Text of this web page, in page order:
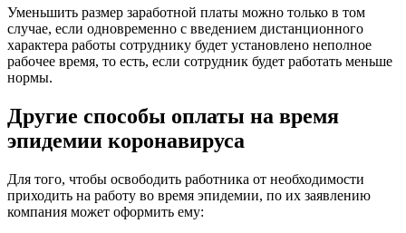
Уменьшить размер заработной платы можно только в том
случае, если одновременно с введением дистанционного
характера работы сотруднику будет установлено неполное
рабочее время, то есть, если сотрудник будет работать меньше
нормы.
Другие способы оплаты на время
эпидемии коронавируса
Для того, чтобы освободить работника от необходимости
приходить на работу во время эпидемии, по их заявлению
компания может оформить ему: